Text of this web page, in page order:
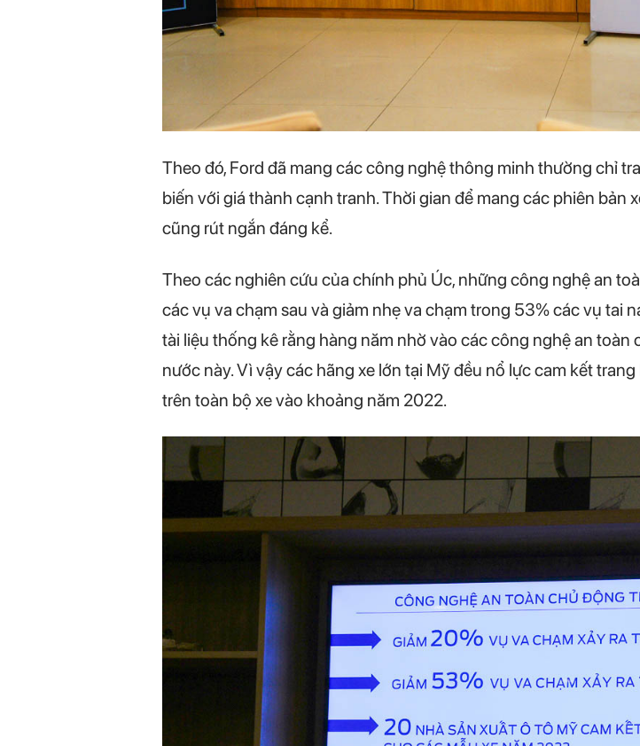
Theo đó, Ford đã mang các công nghệ thông minh thường chỉ
biến với giá thành cạnh tranh. Thời gian để mang các phiên
cũng rút ngắn đáng kể.
Theo các nghiên cứu của chính phủ Úc, những công nghệ an
các vụ va chạm sau và giảm nhẹ va chạm trong 53% các vụ tai
tài liệu thống kê rằng hàng năm nhờ vào các công nghệ an
nước này. Vì vậy các hãng xe lớn tại Mỹ đều nổ lực cam kết
trên toàn bộ xe vào khoảng năm 2022.